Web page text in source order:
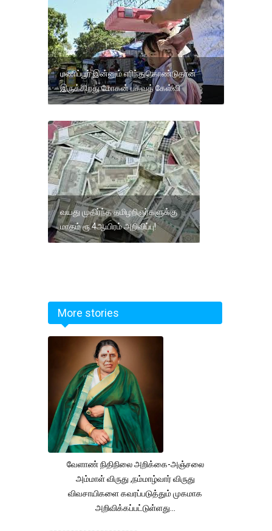
மணிப்பூர் இன்னும் எரிந்துகொண்டுதான்
இருக்கிறது மோகன் பகவத் கேள்வி
வயது முதிர்ந்த தமிழறிஞர்களுக்கு
மாதம் ரூ.4ஆயிரம் அறிவிப்பு!
More stories
வேளாண் நிதிநிலை அறிக்கை-அஞ்சலை
அம்மாள் விருது ,நம்மாழ்வார் விருது
விவசாயிகளை கவரப்படுத்தும் முகமாக
அறிவிக்கப்பட்டுள்ளது...